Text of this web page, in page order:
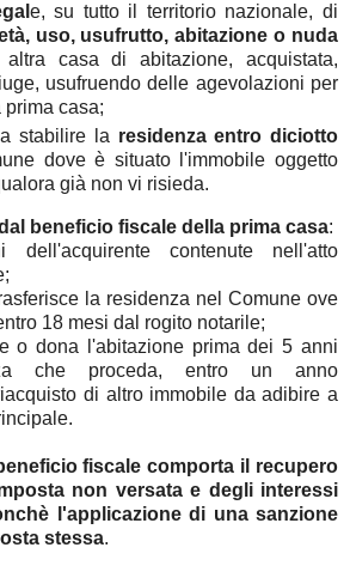
e, su tutto il territorio nazionale, di
uso, usufrutto, abitazione o nuda
casa di abitazione, acquistata,
usufruendo delle agevolazioni per
prima casa;
stabilire la residenza entro diciotto
dove è situato l'immobile oggetto
già non vi risieda.
beneficio fiscale della prima casa:
contenute nell'atto
la residenza nel Comune ove
18 mesi dal rogito notarile;
o dona l'abitazione prima dei 5 anni
che proceda, entro un anno
di altro immobile da adibire a
fiscale comporta il recupero
non versata e degli interessi
l'applicazione di una sanzione
stessa.